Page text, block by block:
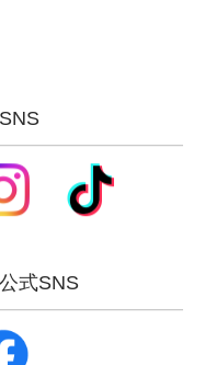
式SNS